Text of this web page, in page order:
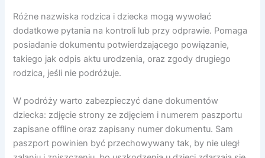
Różne nazwiska rodzica i dziecka mogą wywołać
dodatkowe pytania na kontroli lub przy odprawie. Pomaga
posiadanie dokumentu potwierdzającego powiązanie,
takiego jak odpis aktu urodzenia, oraz zgody drugiego
rodzica, jeśli nie podróżuje.
W podróży warto zabezpieczyć dane dokumentów
dziecka: zdjęcie strony ze zdjęciem i numerem paszportu
zapisane offline oraz zapisany numer dokumentu. Sam
paszport powinien być przechowywany tak, by nie uległ